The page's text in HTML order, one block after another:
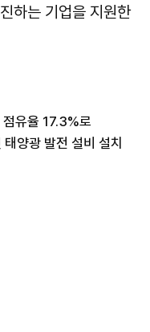
하는 기업을 지원한
유율 17.3%로
양광 발전 설비 설치